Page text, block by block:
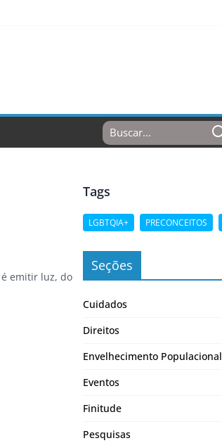
Resultados
Para:
emitir luz, do
Tags
LGBTQIA+ PRECONCEITOS
Seções
Cuidados
Direitos
Envelhecimento Populacional
Eventos
Finitude
Pesquisas